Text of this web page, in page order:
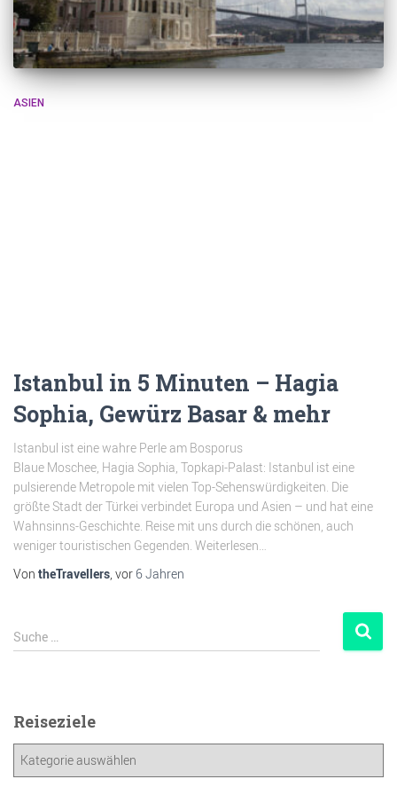
ASIEN
Istanbul in 5 Minuten – Hagia
Sophia, Gewürz Basar & mehr
Istanbul ist eine wahre Perle am Bosporus
Blaue Moschee, Hagia Sophia, Topkapi-Palast: Istanbul ist eine
pulsierende Metropole mit vielen Top-Sehenswürdigkeiten. Die
größte Stadt der Türkei verbindet Europa und Asien – und hat eine
Wahnsinns-Geschichte. Reise mit uns durch die schönen, auch
weniger touristischen Gegenden. Weiterlesen…
Von theTravellers , vor 6 Jahren
Suche …
Reiseziele